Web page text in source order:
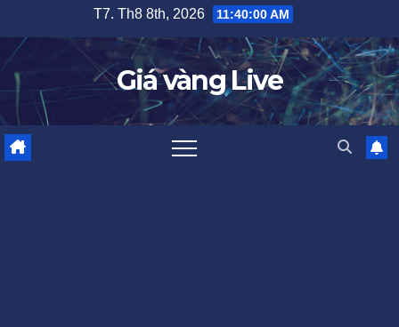
content
T7. Th8 8th, 2026 11:40:01 AM
Giá vàng Live